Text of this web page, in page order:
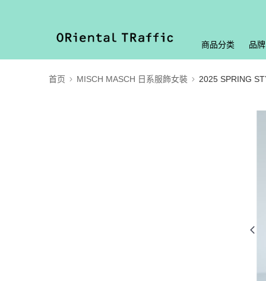
商品分类 品
首页 MISCH MASCH 日系服飾女裝 2025 SPRING